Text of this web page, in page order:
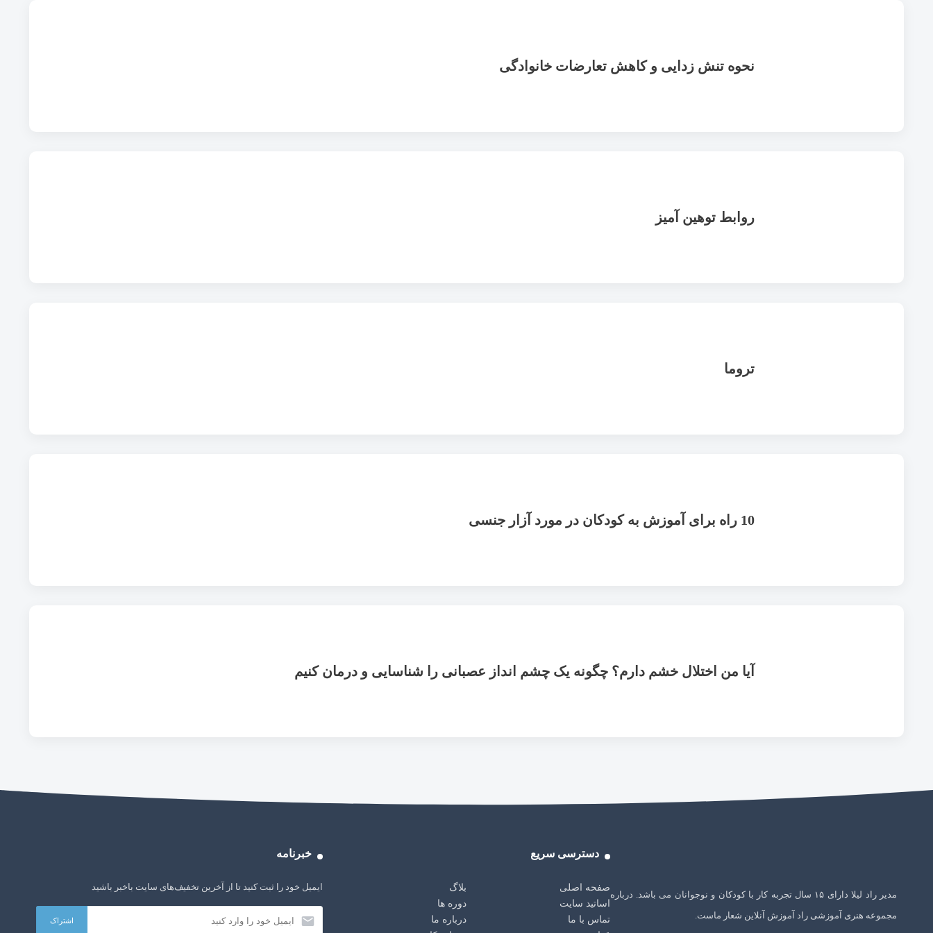
نحوه تنش زدایی و کاهش تعارضات خانوادگی
روابط توهین آمیز
تروما
10 راه برای آموزش به کودکان در مورد آزار جنسی
آیا من اختلال خشم دارم؟ چگونه یک چشم انداز عصبانی را شناسایی و درمان کنیم
مدیر راد لیلا دارای ۱۵ سال تجربه کار با کودکان و نوجوانان می باشد. درباره
مجموعه هنری آموزشی راد آموزش آنلاین شعار ماست.
دسترسی سریع
صفحه اصلی
بلاگ
اساتید سایت
دوره ها
تماس با ما
درباره ما
خبرنامه
ایمیل خود را ثبت کنید تا از آخرین تخفیف‌های سایت باخبر باشید